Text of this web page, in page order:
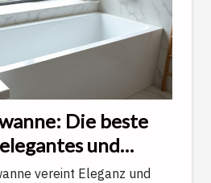
Die beste
und
vereint Eleganz und